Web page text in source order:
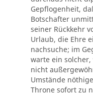
Gepflogenheit,
Botschafter
seiner Rückkehr
Urlaub, die Ehre
nachsuche; im
warte ein
nicht
Umstände
Throne sofort zu